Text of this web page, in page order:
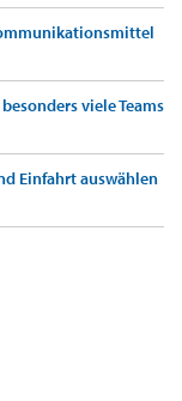
viele Teams
Einfahrt auswählen